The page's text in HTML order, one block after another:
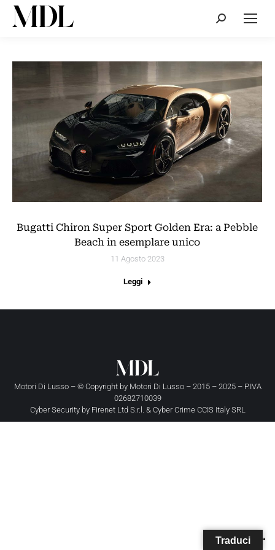
Cerca:
Bugatti Chiron Super Sport Golden Era: a Pebble
Beach in esemplare unico
11 Agosto 2023
Leggi
Motori Di Lusso – © Copyright by Motori Di Lusso– 2015 – 2025 – P.IVA
02682710039
Cyber Security by Firenet Ltd S.r.l. & Cyber Crime CCIS Italy SRL
Traduci